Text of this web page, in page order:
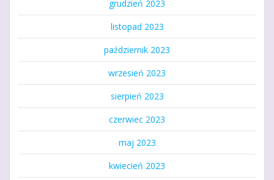
grudzień 2023
listopad 2023
październik 2023
wrzesień 2023
sierpień 2023
czerwiec 2023
maj 2023
kwiecień 2023